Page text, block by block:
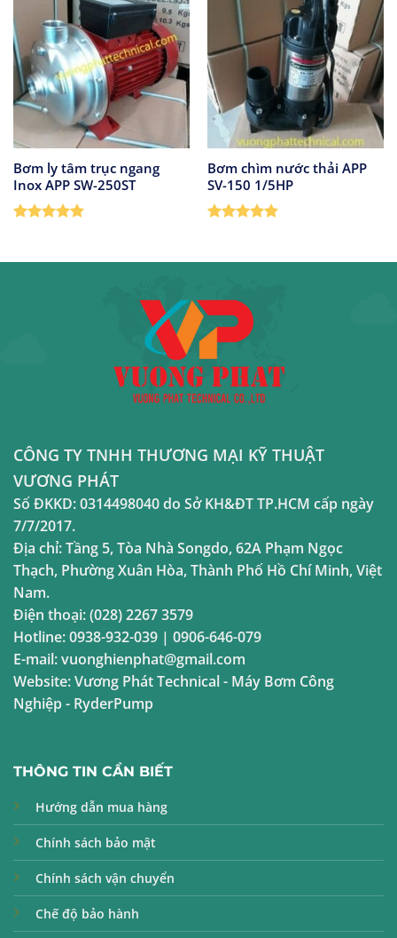
Bơm ly tâm trục ngang
Inox APP SW-250ST
sao
Bơm chìm nước thải APP
SV-150 1/5HP
sao
CÔNG TY TNHH THƯƠNG MẠI KỸ THUẬT
VƯƠNG PHÁT
Số ĐKKD:0314498040do Sở KH&ĐT TP.HCM cấp ngày
7/7/2017.
Địa chỉ:Tầng 5, Tòa Nhà Songdo, 62A Phạm Ngọc
Thạch, Phường Xuân Hòa, Thành Phố Hồ Chí Minh, Việt
Nam.
Điện thoại:(028) 2267 3579
Hotline:0938-932-039 | 0906-646-079
E-mail:vuonghienphat@gmail.com
Website:Vương Phát Technical- Máy Bơm Công
Nghiệp- RyderPump
THÔNG TIN CẦN BIẾT
Hướng dẫn mua hàng
Chính sách bảo mật
Chính sách vận chuyển
Chế độ bảo hành